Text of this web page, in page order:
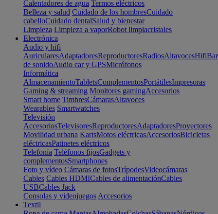
Calentadores de agua Termos eléctricos
Belleza y salud Cuidado de los hombresCuidado
cabelloCuidado dentalSalud y bienestar
Limpieza Limpieza a vaporRobot limpiacristales
Electrónica
Audio y hifi
AuricularesAdaptadoresReproductoresRadiosAltavocesHifi
de sonidoAudio car y GPSMicrófonos
Informática
AlmacenamientoTabletsComplementosPortátilesImpresoras
Gaming & streaming Monitores gamingAccesorios
Smart home TimbresCámarasAltavoces
Wearables Smartwatches
Televisión
AccesoriosTelevisoresReproductoresAdaptadoresProyectores
Movilidad urbana KartsMotos eléctricasAccesoriosBicicletas
eléctricasPatinetes eléctricos
Telefonía Teléfonos fijosGadgets y
complementosSmartphones
Foto y vídeo Cámaras de fotosTrípodesVideocámaras
Cables Cables HDMICables de alimentaciónCables
USBCables Jack
Consolas y videojuegos Accesorios
Textil